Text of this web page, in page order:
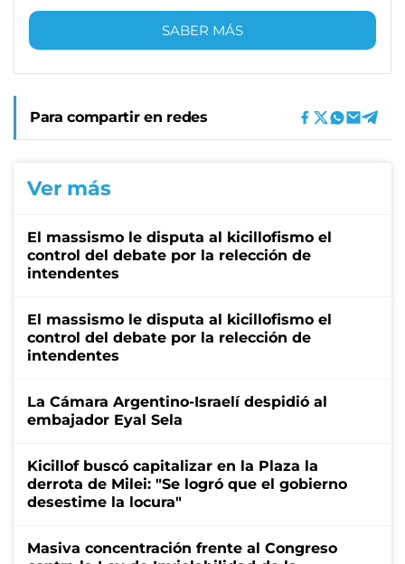
SABER MÁS
Para compartir en redes
Ver más
El massismo le disputa al kicillofismo el
control del debate por la relección de
intendentes
El massismo le disputa al kicillofismo el
control del debate por la relección de
intendentes
La Cámara Argentino-Israelí despidió al
embajador Eyal Sela
Kicillof buscó capitalizar en la Plaza la
derrota de Milei: "Se logró que el gobierno
desestime la locura"
Masiva concentración frente al Congreso